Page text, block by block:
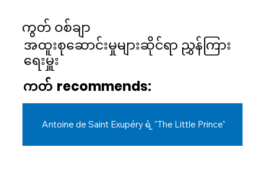
ကွတ် ဝစ်ချာ
အထူးစုဆောင်းမှုများဆိုင်ရာ ညွှန်ကြား
ရေးမှူး
ကတ် recommends:
Antoine de Saint Exupéry ရဲ့ "The Little Prince"